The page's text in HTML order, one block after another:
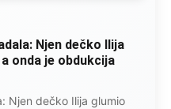
Njen dečko Ilija
onda je obdukcija
Njen dečko Ilija glumio